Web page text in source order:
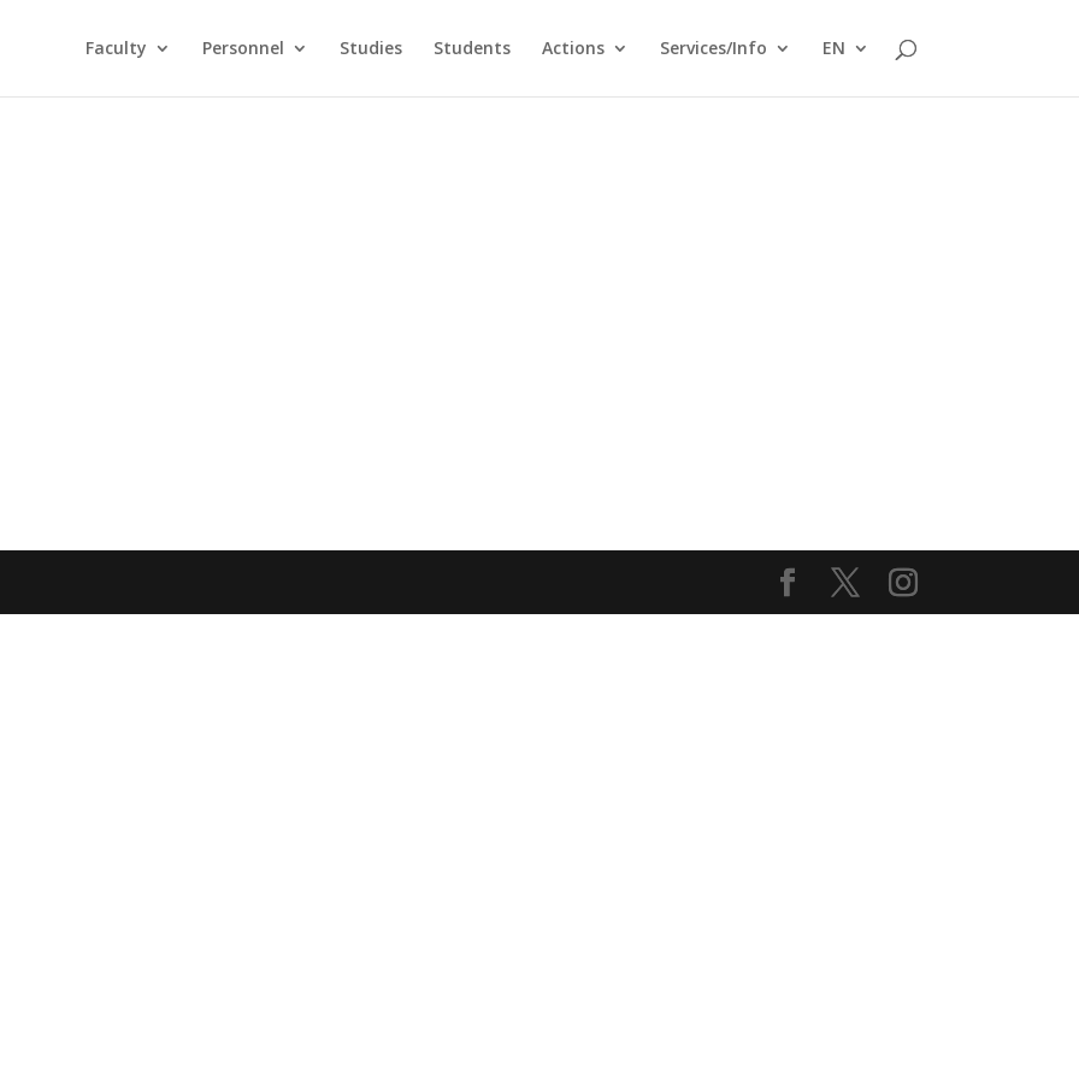
Faculty Personnel Studies Students Actions Services/Info EN